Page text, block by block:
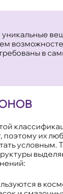
в
поэтому их
условным.
в